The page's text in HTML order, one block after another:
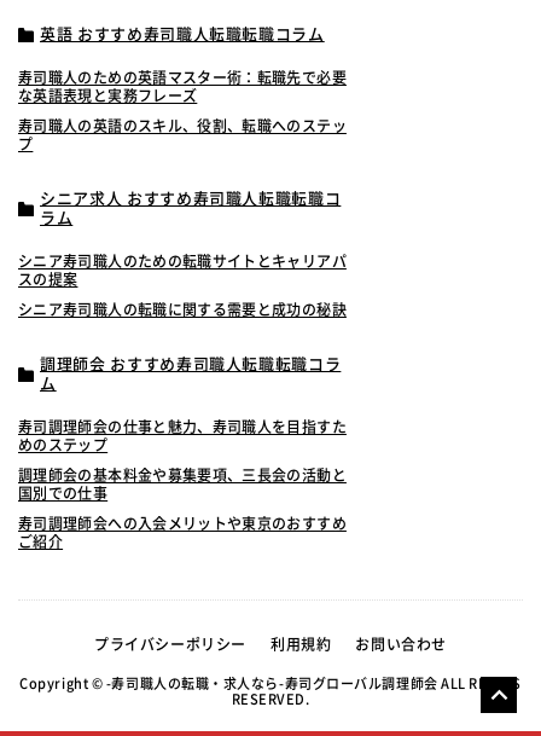
英語 おすすめ寿司職人転職転職コラム
寿司職人のための英語マスター術：転職先で必要
な英語表現と実務フレーズ
寿司職人の英語のスキル、役割、転職へのステッ
プ
シニア求人 おすすめ寿司職人転職転職コ
ラム
シニア寿司職人のための転職サイトとキャリアパ
スの提案
シニア寿司職人の転職に関する需要と成功の秘訣
調理師会 おすすめ寿司職人転職転職コラ
ム
寿司調理師会の仕事と魅力、寿司職人を目指すた
めのステップ
調理師会の基本料金や募集要項、三長会の活動と
国別での仕事
寿司調理師会への入会メリットや東京のおすすめ
ご紹介
プライバシーポリシー 利用規約 お問い合わせ
Copyright © -寿司職人の転職・求人なら-寿司グローバル調理師会 ALL RIGHTS
RESERVED.